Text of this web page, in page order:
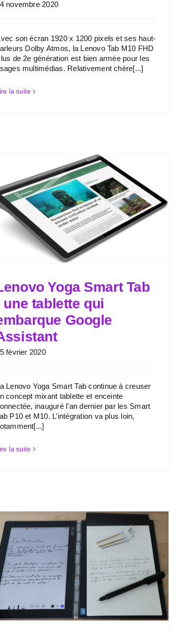
novembre 2020
son écran 1920 x 1200 pixels et ses haut-
Dolby Atmos, la Lenovo Tab M10 FHD
de 2e génération est bien armée pour les
multimédias. Relativement chère[...]
la suite
Yoga Smart Tab
une tablette qui
Google
février 2020
Lenovo Yoga Smart Tab continue à creuser
concept mixant tablette et enceinte
inauguré l’an dernier par les Smart
P10 et M10. L’intégration va plus loin,
la suite